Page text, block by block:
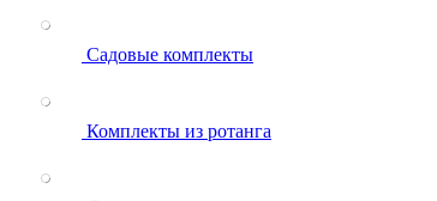
Садовые комплекты
Комплекты из ротанга